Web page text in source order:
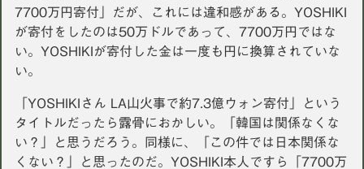
7700万円寄付」だが、これには違和感がある。YOSHIKI
が寄付をしたのは50万ドルであって、7700万円ではな
い。YOSHIKIが寄付した金は一度も円に換算されていな
い。
「YOSHIKIさん LA山火事で約7.3億ウォン寄付」という
タイトルだったら露骨におかしい。「韓国は関係なくな
い？」と思うだろう。同様に、「この件では日本関係な
くない？」と思ったのだ。YOSHIKI本人ですら「7700万